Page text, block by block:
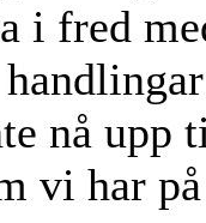
i fred
nå
vi har